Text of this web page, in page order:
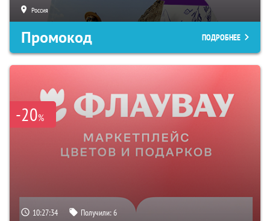
Россия
Промокод ПОДРОБНЕЕ
-20%
10:27:33 Получили:6